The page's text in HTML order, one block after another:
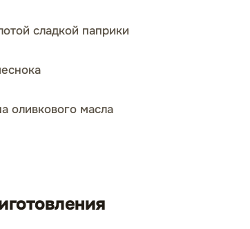
сладкой паприки
оливкового масла